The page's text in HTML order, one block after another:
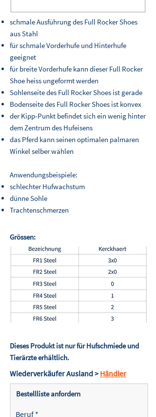
schmale Ausführung des Full Rocker Shoes
aus Stahl
für schmale Vorderhufe und Hinterhufe
geeignet
für breite Vorderhufe kann dieser Full Rocker
Shoe heiss ungeformt werden
Sohlenseite des Full Rocker Shoes ist gerade
Bodenseite des Full Rocker Shoes ist konvex
der Kipp-Punkt befindet sich ein wenig hinter
dem Zentrum des Hufeisens
das Pferd kann seinen optimalen palmaren
Winkel selber wählen
Anwendungsbeispiele:
schlechter Hufwachstum
dünne Sohle
Trachtenschmerzen
Grössen:
Dieses Produkt ist nur für Hufschmiede und
Tierärzte erhältlich.
Wiederverkäufer Ausland > Händler
Bestellliste anfordern
Beruf